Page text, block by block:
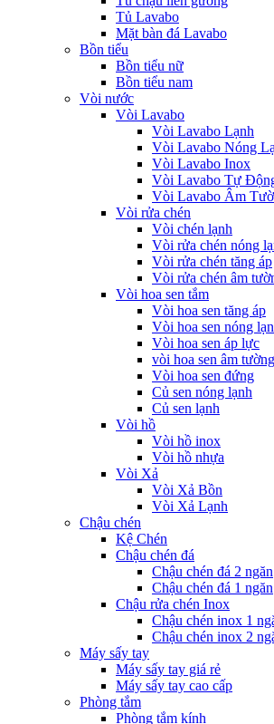
Tủ Lavabo
Mặt bàn đá Lavabo
Bồn tiểu
Bồn tiểu nữ
Bồn tiểu nam
Vòi nước
Vòi Lavabo
Vòi Lavabo Lạnh
Vòi Lavabo Nóng
Vòi Lavabo Inox
Vòi Lavabo Tự
Vòi Lavabo Âm
Vòi rửa chén
Vòi chén lạnh
Vòi rửa chén nóng
Vòi rửa chén tăng áp
Vòi rửa chén âm
Vòi hoa sen tắm
Vòi hoa sen tăng áp
Vòi hoa sen nóng
Vòi hoa sen áp lực
vòi hoa sen âm tường
Vòi hoa sen đứng
Củ sen nóng lạnh
Củ sen lạnh
Vòi hồ
Vòi hồ inox
Vòi hồ nhựa
Vòi Xả
Vòi Xả Bồn
Vòi Xả Lạnh
Chậu chén
Kệ Chén
Chậu chén đá
Chậu chén đá 2 ngăn
Chậu chén đá 1 ngăn
Chậu rửa chén Inox
Chậu chén inox 1
Chậu chén inox 2
Máy sấy tay
Máy sấy tay giá rẻ
Máy sấy tay cao cấp
Phòng tắm
Phòng tắm kính